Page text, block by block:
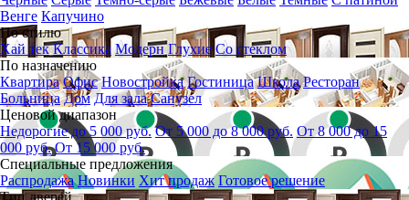
Венге Капучино
По стилю
Хай тек Классика Модерн Глухие Со стеклом
По назначению
Квартира Офис Новостройка Гостиница Школа Ресторан
Больница Дом Для зала Санузел
Ценовой диапазон
Недорогие до 5 000 руб. От 5 000 до 8 000 руб. От 8 000 до 15
000 руб. От 15 000 руб.
Специальные предложения
Распродажа Новинки Хит продаж Готовое решение
Тип дверей